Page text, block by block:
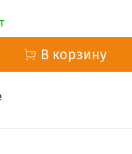
В корзину